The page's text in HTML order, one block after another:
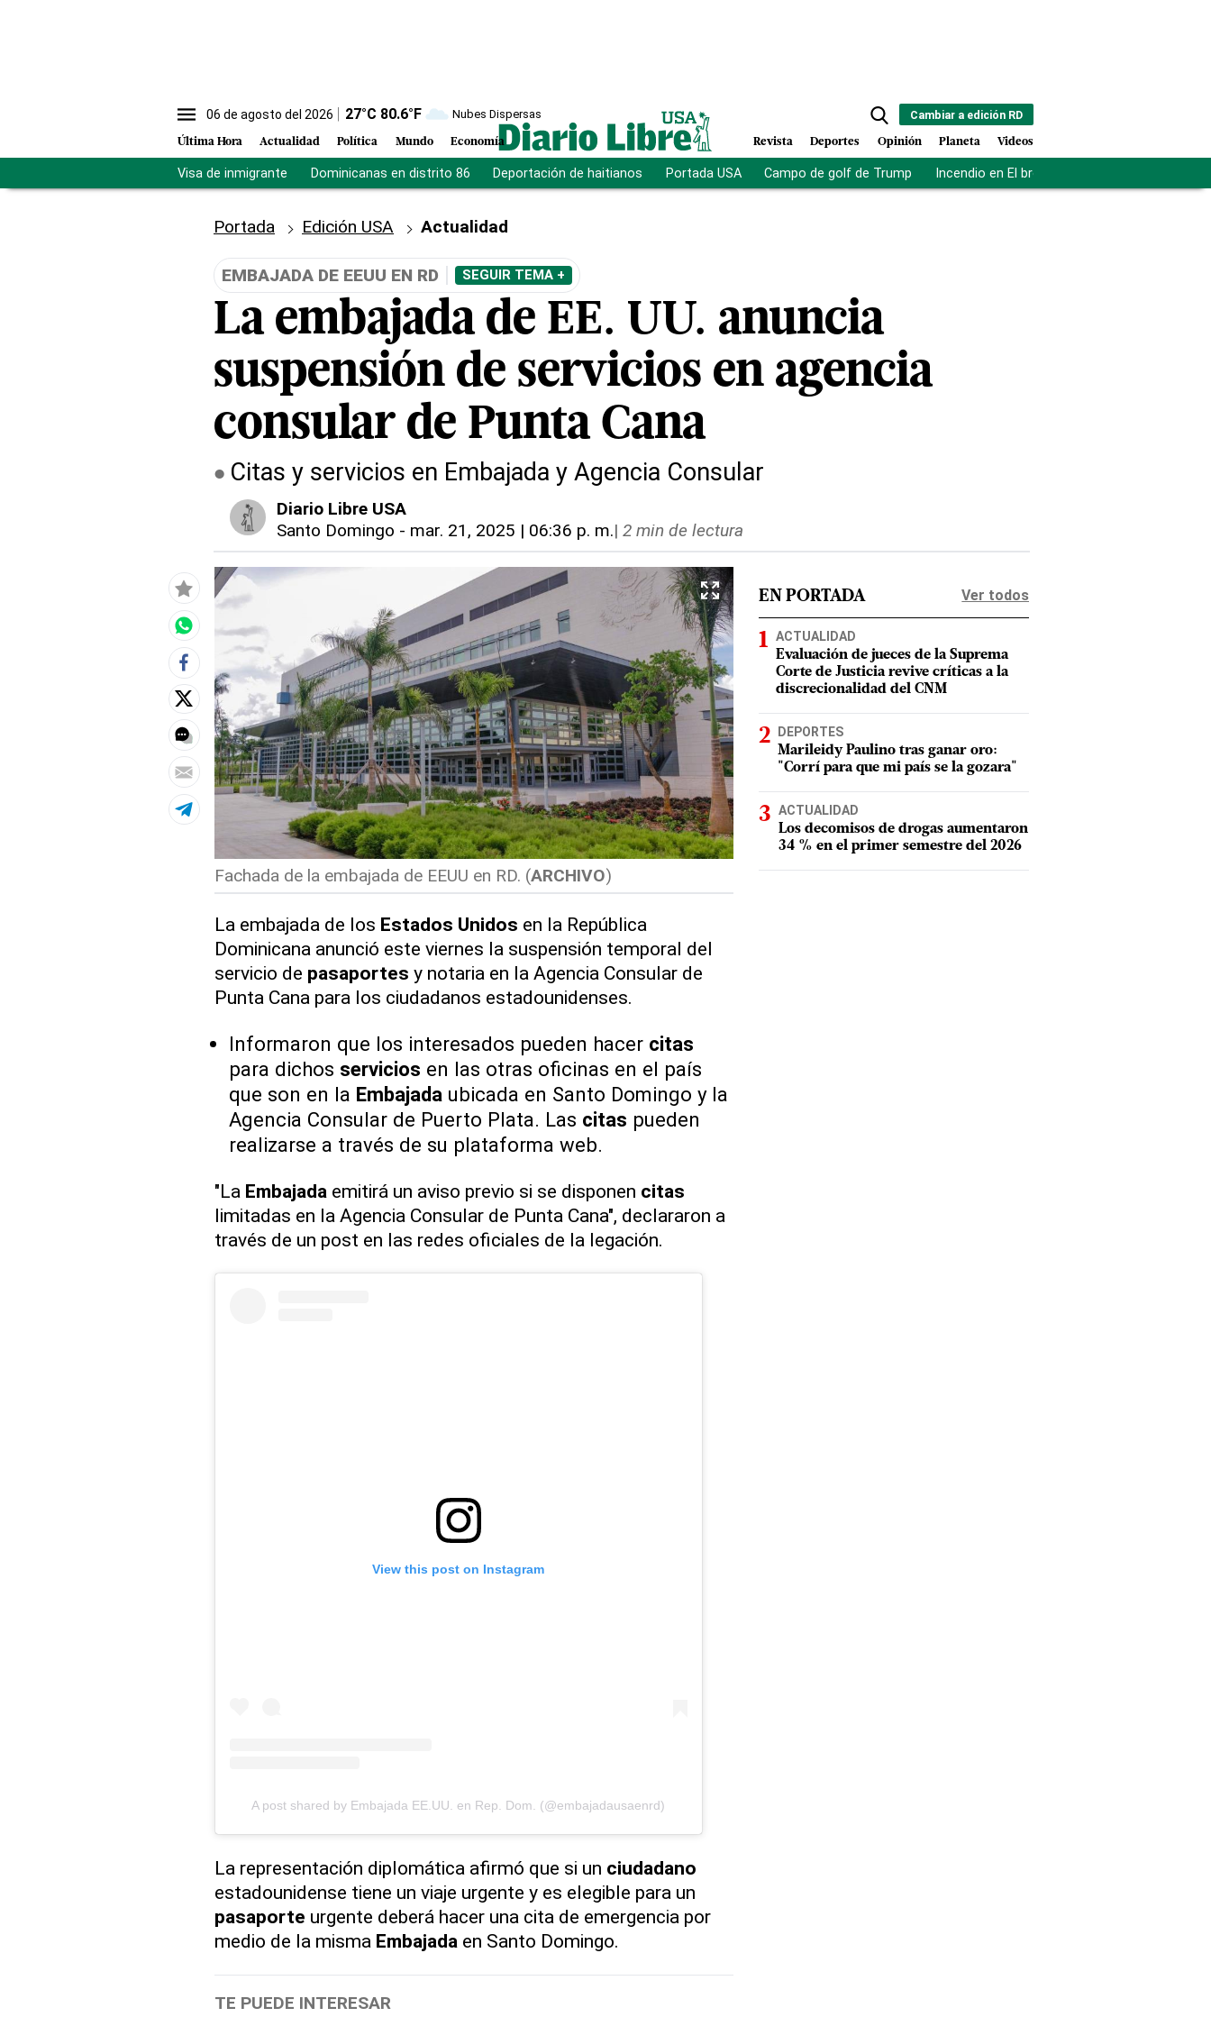
06 de agosto del 2026 27°C 80.6°F Nubes Dispersas
Última Hora Actualidad Política Mundo Economía
Cambiar a edición RD
Revista Deportes Opinión Planeta Videos
Visa de inmigrante Dominicanas en distrito 86 Deportación de haitianos Portada USA Campo de golf de Trump Incendio en El bronx
Portada Edición USA Actualidad
EMBAJADA DE EEUU EN RD SEGUIR TEMA +
La embajada de EE. UU. anuncia
suspensión de servicios en agencia
consular de Punta Cana
Citas y servicios en Embajada y Agencia Consular
Diario Libre USA
Santo Domingo - mar. 21, 2025 | 06:36 p. m.| 2 min de lectura
Fachada de la embajada de EEUU en RD. (ARCHIVO)
La embajada de los Estados Unidos en la República
Dominicana anunció este viernes la suspensión temporal del
servicio de pasaportes y notaria en la Agencia Consular de
Punta Cana para los ciudadanos estadounidenses.
Informaron que los interesados pueden hacer citas
para dichos servicios en las otras oficinas en el país
que son en la Embajada ubicada en Santo Domingo y la
Agencia Consular de Puerto Plata. Las citas pueden
realizarse a través de su plataforma web.
"La Embajadaemitirá un aviso previo si se disponen citas
limitadas en la Agencia Consular de Punta Cana", declararon a
través de un post en las redes oficiales de la legación.
View this post on Instagram
A post shared by Embajada EE.UU. en Rep. Dom. (@embajadausaenrd)
La representación diplomática afirmó que si un ciudadano
estadounidense tiene un viaje urgente y es elegible para un
pasaporte urgente deberá hacer una cita de emergencia por
medio de la misma Embajada en Santo Domingo.
TE PUEDE INTERESAR
EN PORTADA Ver todos
ACTUALIDAD
Evaluación de jueces de la Suprema
Corte de Justicia revive críticas a la
discrecionalidad del CNM
DEPORTES
Marileidy Paulino tras ganar oro:
"Corrí para que mi país se la gozara"
ACTUALIDAD
Los decomisos de drogas aumentaron
34 % en el primer semestre del 2026